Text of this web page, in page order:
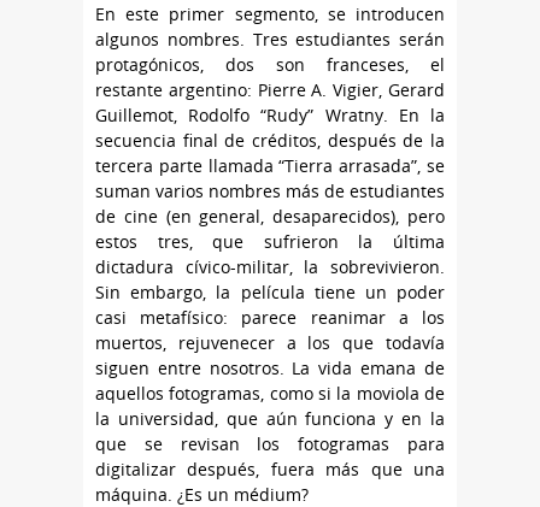
En este primer segmento, se introducen
algunos nombres. Tres estudiantes serán
protagónicos, dos son franceses, el
restante argentino: Pierre A. Vigier, Gerard
Guillemot, Rodolfo “Rudy” Wratny. En la
secuencia final de créditos, después de la
tercera parte llamada “Tierra arrasada”, se
suman varios nombres más de estudiantes
de cine (en general, desaparecidos), pero
estos tres, que sufrieron la última
dictadura cívico-militar, la sobrevivieron.
Sin embargo, la película tiene un poder
casi metafísico: parece reanimar a los
muertos, rejuvenecer a los que todavía
siguen entre nosotros. La vida emana de
aquellos fotogramas, como si la moviola de
la universidad, que aún funciona y en la
que se revisan los fotogramas para
digitalizar después, fuera más que una
máquina. ¿Es un médium?